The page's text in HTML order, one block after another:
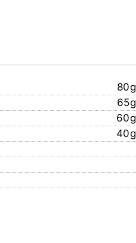
80g
65g
60g
40g